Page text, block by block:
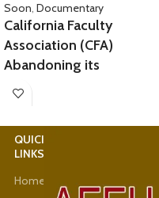
Soon, Documentary
California Faculty
Association (CFA)
Abandoning its
Assigned Role.
lecturers, and leading
authorities
fabricated unfounded
QUICK
LINKS
Home